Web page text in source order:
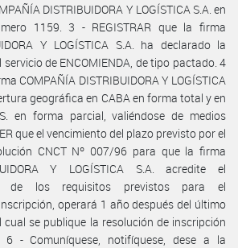
DISTRIBUIDORA Y LOGÍSTICA S.A. en
1159. 3 - REGISTRAR que la firma
Y LOGÍSTICA S.A. ha declarado la
de ENCOMIENDA, de tipo pactado. 4
COMPAÑÍA DISTRIBUIDORA Y LOGÍSTICA
geográfica en CABA en forma total y en
en forma parcial, valiéndose de medios
que el vencimiento del plazo previsto por el
CNCT Nº 007/96 para que la firma
Y LOGÍSTICA S.A. acredite el
de los requisitos previstos para el
operará 1 año después del último
cual se publique la resolución de inscripción
- Comuníquese, notifíquese, dese a la